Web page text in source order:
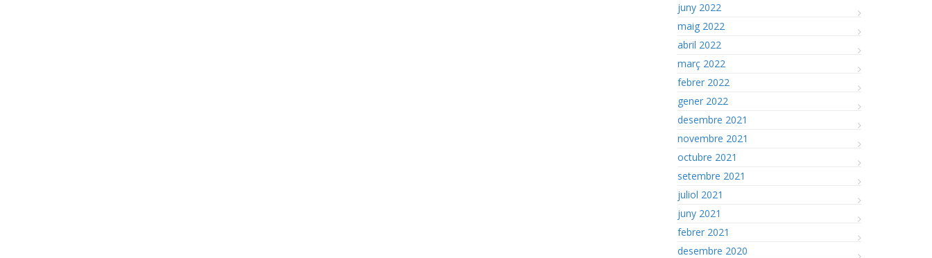
juny 2022
maig 2022
abril 2022
març 2022
febrer 2022
gener 2022
desembre 2021
novembre 2021
octubre 2021
setembre 2021
juliol 2021
juny 2021
febrer 2021
desembre 2020